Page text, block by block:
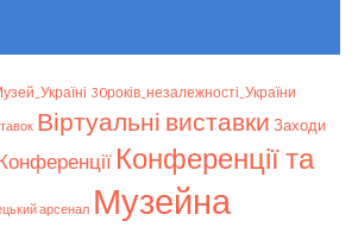
30років_незалежності_України
Віртуальні виставки Заходи
Конференції та
арсенал Музейна